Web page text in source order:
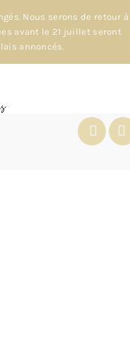
Nous serons de retour à
avant le 21 juillet seront
annoncés.